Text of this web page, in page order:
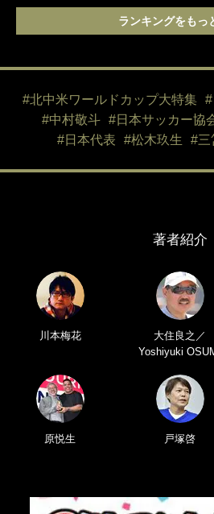
ランキングをもっ
#北中米ワールドカップ大特集
#中村敬斗
#日本サッカー協
#日本代表
#松木玖生 #三
著者紹介
川本梅花
大住良之／
Yoshiyuki
原悦生 戸塚啓